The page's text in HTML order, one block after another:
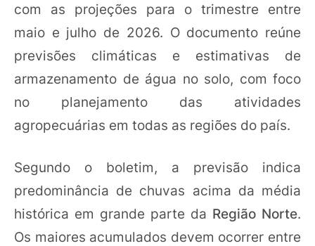
com as projeções para o trimestre entre
maio e julho de 2026. O documento reúne
previsões climáticas e estimativas de
armazenamento de água no solo, com foco
no planejamento das atividades
agropecuárias em todas as regiões do país.
Segundo o boletim, a previsão indica
predominância de chuvas acima da média
histórica em grande parte da Região Norte.
Os maiores acumulados devem ocorrer entre